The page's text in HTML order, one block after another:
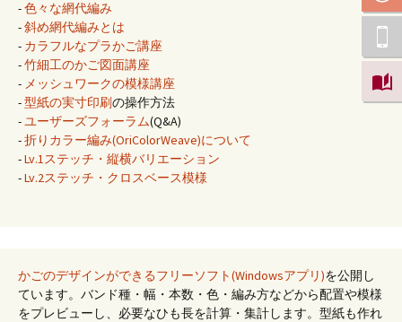
-色々な網代編み
-斜め網代編みとは
- カラフルなプラかご講座
-竹細工のかご図面講座
- メッシュワークの模様講座
-型紙の実寸印刷の操作方法
- ユーザーズフォーラム(Q&A)
-折りカラー編み(OriColorWeave)について
-Lv.1ステッチ・縦横バリエーション
-Lv.2ステッチ・クロスベース模様
かごのデザインができるフリーソフト(Windowsアプリ)を公開し
ています。バンド種・幅・本数・色・編み方などから配置や模様
をプレビューし、必要なひも長を計算・集計します。型紙も作れ